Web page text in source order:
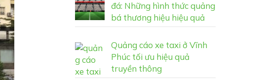
đá: Những hình thức quảng
bá thương hiệu hiệu quả
Quảng cáo xe taxi ở Vĩnh
Phúc tối ưu hiệu quả
truyền thông